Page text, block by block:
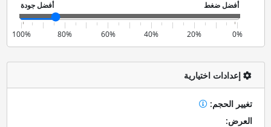
0%
20%
40%
60%
80%
100%
إعدادات اختيارية
تغيير الحجم:
العرض: